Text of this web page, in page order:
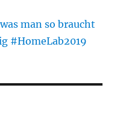
man so braucht
#HomeLab2019